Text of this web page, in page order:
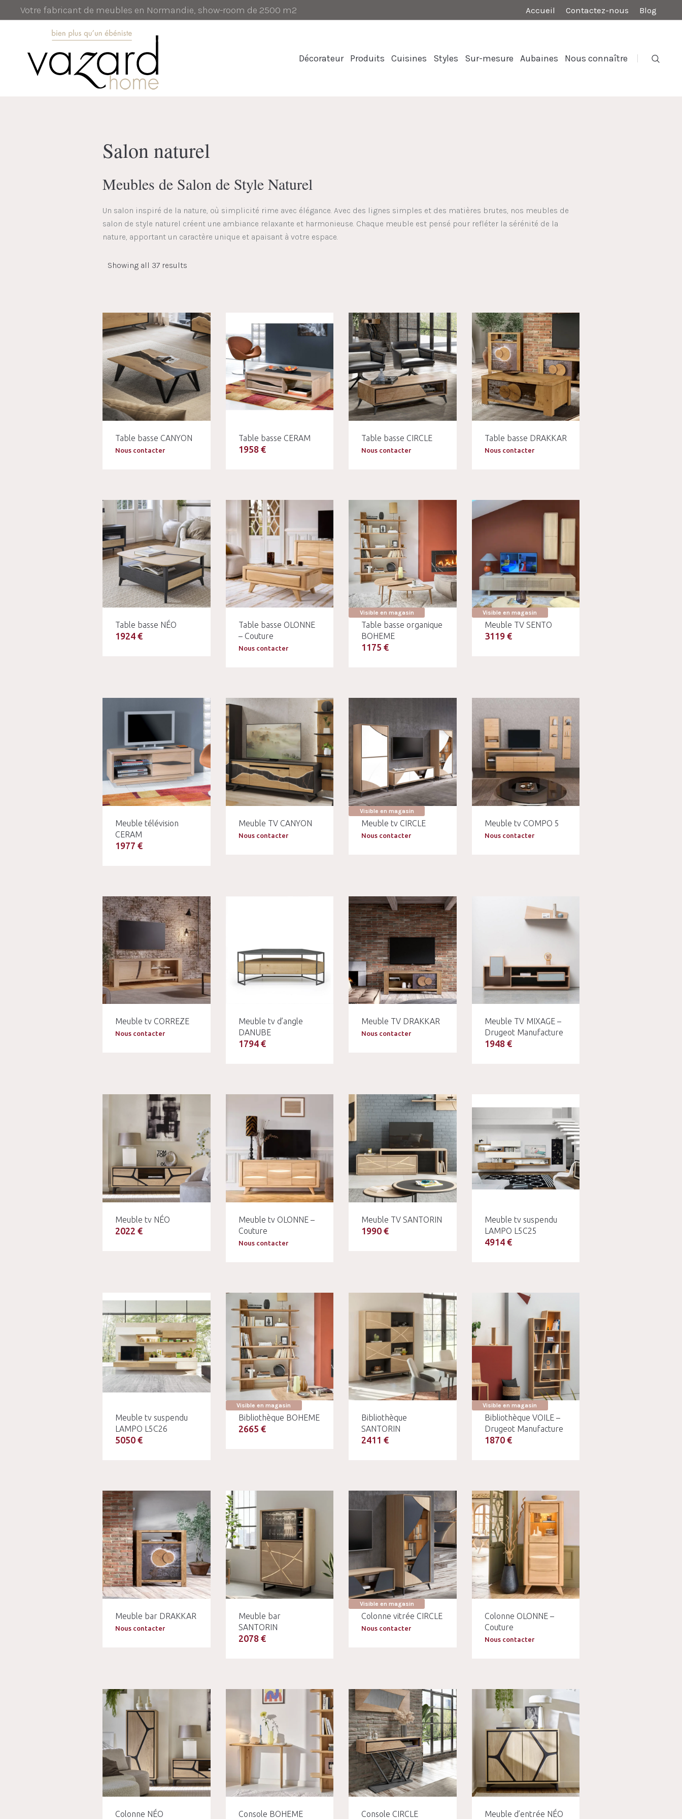
Accueil Contactez-nous Blog
Votre fabricant de meubles en Normandie, show-room de 2500 m2
Décorateur Produits Cuisines Styles Sur-mesure Aubaines Nous connaître
Salon naturel
Meubles de Salon de Style Naturel
Un salon inspiré de la nature, où simplicité rime avec élégance. Avec des lignes simples et des matières brutes, nos meubles de
salon de style naturel créent une ambiance relaxante et harmonieuse. Chaque meuble est pensé pour refléter la sérénité de la
nature, apportant un caractère unique et apaisant à votre espace.
Showing all 37 results
Table basse CANYON
Nous contacter
Table basse CERAM
1958 €
Table basse CIRCLE
Nous contacter
Table basse DRAKKAR
Nous contacter
Table basse NÉO
1924 €
Table basse OLONNE
– Couture
Nous contacter
Visible en magasin
Table basse organique
BOHEME
1175 €
Visible en magasin
Meuble TV SENTO
3119 €
Meuble télévision
CERAM
1977 €
Meuble TV CANYON
Nous contacter
Visible en magasin
Meuble tv CIRCLE
Nous contacter
Meuble tv COMPO 5
Nous contacter
Meuble tv CORREZE
Nous contacter
Meuble tv d’angle
DANUBE
1794 €
Meuble TV DRAKKAR
Nous contacter
Meuble TV MIXAGE –
Drugeot Manufacture
1948 €
Meuble tv NÉO
2022 €
Meuble tv OLONNE –
Couture
Nous contacter
Meuble TV SANTORIN
1990 €
Meuble tv suspendu
LAMPO L5C25
4914 €
Meuble tv suspendu
LAMPO L5C26
5050 €
Visible en magasin
Bibliothèque BOHEME
2665 €
Bibliothèque
SANTORIN
2411 €
Visible en magasin
Bibliothèque VOILE –
Drugeot Manufacture
1870 €
Meuble bar DRAKKAR
Nous contacter
Meuble bar
SANTORIN
2078 €
Visible en magasin
Colonne vitrée CIRCLE
Nous contacter
Colonne OLONNE –
Couture
Nous contacter
Colonne NÉO Console BOHEME Console CIRCLE Meuble d’entrée NÉO